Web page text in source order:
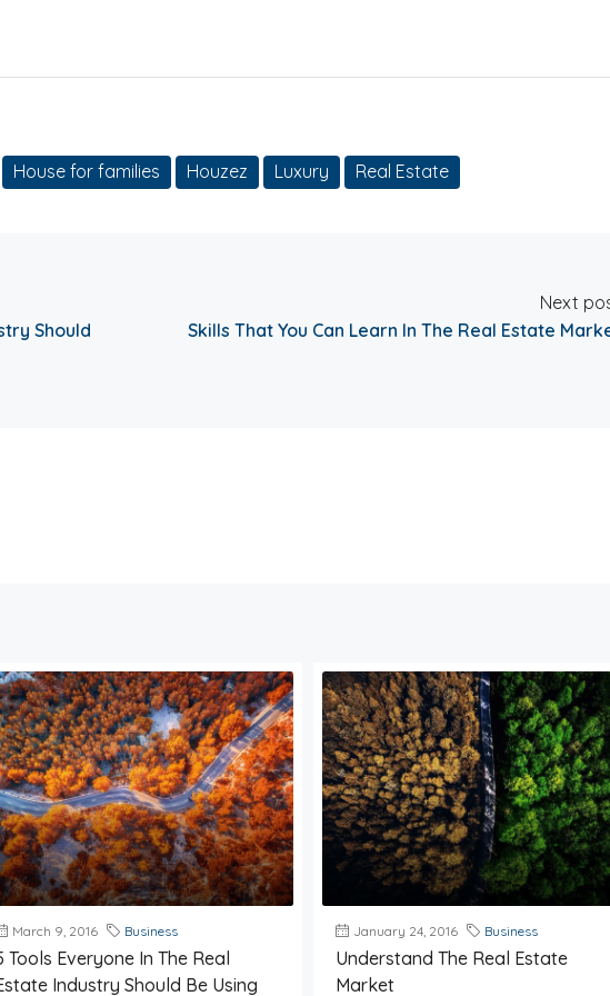
House for families Houzez Luxury Real Estate
Should
Next
Skills That You Can Learn In The Real Estate
March 9, 2016 Business
Tools Everyone In The Real
Industry Should Be Using
January 24, 2016 Business
Understand The Real Estate
Market